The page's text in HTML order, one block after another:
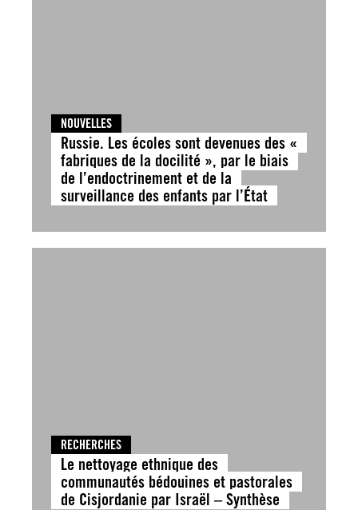
NOUVELLES
Russie. Les écoles sont devenues des «
fabriques de la docilité », par le biais
de l’endoctrinement et de la
surveillance des enfants par l’État
RECHERCHES
Le nettoyage ethnique des
communautés bédouines et pastorales
de Cisjordanie par Israël – Synthèse